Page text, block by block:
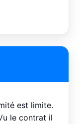
est limite.
le contrat il